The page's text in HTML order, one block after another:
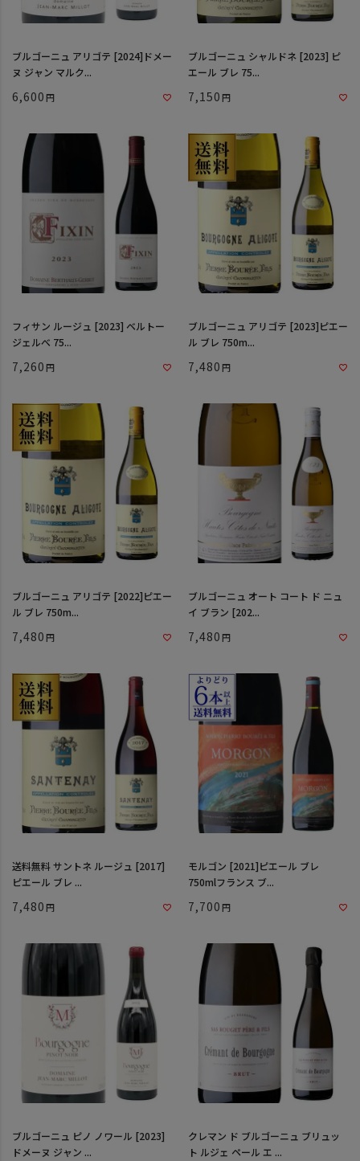
ブルゴーニュ アリゴテ [2024]ドメー
ヌ ジャン マルク...
6,600
ブルゴーニュ シャルドネ [2023] ピ
エール ブレ 75...
7,150
フィサン ルージュ [2023] ベルトー
ジェルべ 75...
7,260
ブルゴーニュ アリゴテ [2023]ピエー
ル ブレ 750m...
7,480
ブルゴーニュ アリゴテ [2022]ピエー
ル ブレ 750m...
7,480
ブルゴーニュ オート コート ド ニュ
イ ブラン [202...
7,480
送料無料 サントネ ルージュ [2017]
ピエール ブレ ...
7,480
モルゴン [2021]ピエール ブレ
750mlフランス ブ...
7,700
ブルゴーニュ ピノ ノワール [2023]
ドメーヌ ジャン ...
クレマン ド ブルゴーニュ ブリュッ
ト ルジェ ペール エ ...